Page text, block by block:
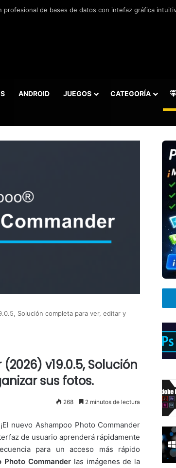
bases de datos de la manera más fácil y rápida
ANDROID JUEGOS CATEGORÍA
Solución completa para ver, editar y
v19.0.5, Solución
sus fotos.
268 2 minutos de lectura
¡El nuevo Ashampoo Photo Commander
de usuario aprenderá rápidamente
para un acceso más rápido
Photo Commander las imágenes de la